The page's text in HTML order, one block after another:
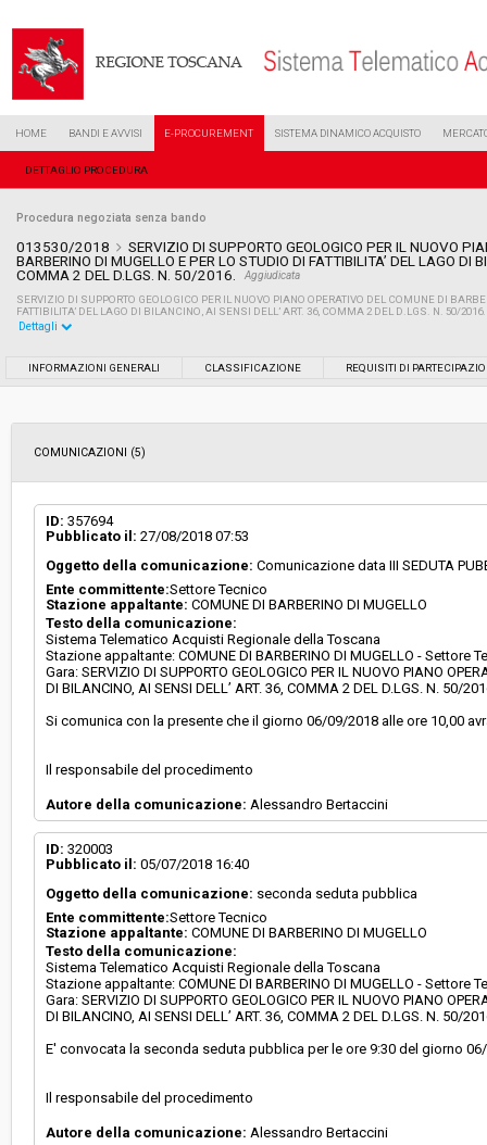
HOME BANDI E AVVISI E-PROCUREMENT SISTEMA DINAMICO ACQUISTO
DETTAGLIO PROCEDURA
Procedura negoziata senza bando
013530/2018
SERVIZIO DI SUPPORTO GEOLOGICO PER IL NUOVO
BARBERINO DI MUGELLO E PER LO STUDIO DI FATTIBILITA’ DEL LAGO DI
COMMA 2 DEL D.LGS. N. 50/2016.
Aggiudicata
SERVIZIO DI SUPPORTO GEOLOGICO PER IL NUOVO PIANO OPERATIVO DEL COMUNE DI
FATTIBILITA’ DEL LAGO DI BILANCINO, AI SENSI DELL’ ART. 36, COMMA 2 DEL D.LGS. N. 50/2016.
Data pubblicazione:
Svolgimento:
Responsabile attuale:
Dettagli
INFORMAZIONI GENERALI CLASSIFICAZIONE REQUISITI DI
COMUNICAZIONI (5)
ID: 357694
Pubblicato il: 27/08/2018 07:53
Oggetto della comunicazione: Comunicazione data III SEDUTA
Ente committente:Settore Tecnico
Stazione appaltante: COMUNE DI BARBERINO DI MUGELLO
Testo della comunicazione:
Sistema Telematico Acquisti Regionale della Toscana
Stazione appaltante: COMUNE DI BARBERINO DI MUGELLO - Settore
Gara: SERVIZIO DI SUPPORTO GEOLOGICO PER IL NUOVO PIANO
DI BILANCINO, AI SENSI DELL’ ART. 36, COMMA 2 DEL D.LGS. N. 50/
Si comunica con la presente che il giorno 06/09/2018 alle ore 10,00
Il responsabile del procedimento
Autore della comunicazione: Alessandro Bertaccini
ID: 320003
Pubblicato il: 05/07/2018 16:40
Oggetto della comunicazione: seconda seduta pubblica
Ente committente:Settore Tecnico
Stazione appaltante: COMUNE DI BARBERINO DI MUGELLO
Testo della comunicazione:
Sistema Telematico Acquisti Regionale della Toscana
Stazione appaltante: COMUNE DI BARBERINO DI MUGELLO - Settore
Gara: SERVIZIO DI SUPPORTO GEOLOGICO PER IL NUOVO PIANO
DI BILANCINO, AI SENSI DELL’ ART. 36, COMMA 2 DEL D.LGS. N. 50/
E' convocata la seconda seduta pubblica per le ore 9:30 del giorno
Il responsabile del procedimento
Autore della comunicazione: Alessandro Bertaccini